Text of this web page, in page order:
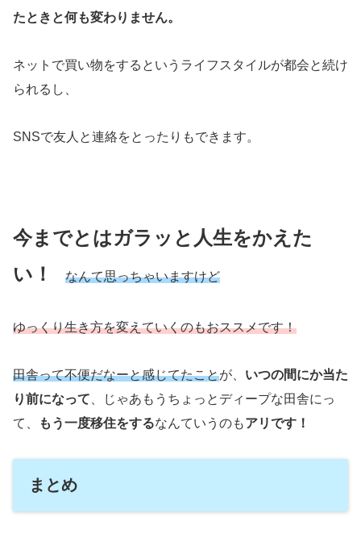
たときと何も変わりません。
ネットで買い物をするというライフスタイルが都会と続け
られるし、
SNSで友人と連絡をとったりもできます。
今までとはガラッと人生をかえた
い！
なんて思っちゃいますけど
ゆっくり生き方を変えていくのもおススメです！
田舎って不便だなーと感じてたことが、 いつの間にか当た
り前になって 、じゃあもうちょっとディープな田舎にっ
て、
もう一度移住をするなんていうのもアリです！
まとめ